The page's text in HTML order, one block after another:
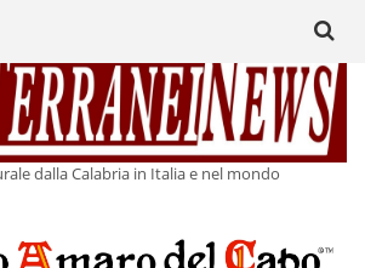
dalla Calabria in Italia e nel mondo
for: